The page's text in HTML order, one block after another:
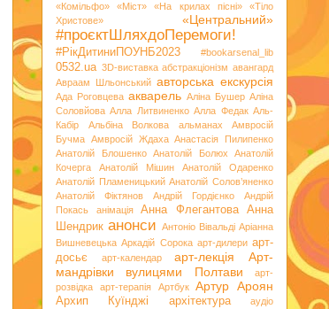
«Комільфо»
«Міст» «На крилах пісні»
«Тіло
Христове»
«Центральний»
#проєктШляхдоПеремоги!
#РікДитиниПОУНБ2023 #bookarsenal_lib
0532.ua 3D-виставка абстракціонізм авангард
Авраам Шльонський авторська екскурсія
Ада Роговцева акварель Аліна Бушер Аліна
Соловйова Алла Литвиненко Алла Федак Аль-
Кабір
Альбіна Волкова альманах
Амвросій
Бучма Амвросій Ждаха Анастасія Пилипенко
Анатолій Блошенко
Анатолій Болюх
Анатолій
Кочерга
Анатолій Мішин
Анатолій Одаренко
Анатолій Пламеницький Анатолій Солов’яненко
Анатолій Фіктянов
Андрій Гордієнко
Андрій
Покась
анімація Анна Флегантова
Анна
Шендрик анонси Антоніо Вівальді Аріанна
Вишневецька Аркадій Сорока арт-дилери арт-
досьє
арт-календар арт-лекція
Арт-
мандрівки вулицями Полтави
арт-
розвідка
арт-терапія Артбук Артур Ароян
Архип Куїнджі архітектура
аудіо